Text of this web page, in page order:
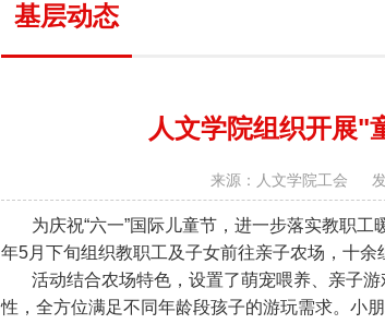
基层动态
人文学院组织开展"
来源：人文学院工会
为庆祝“六一”国际儿童节，进一步落实教职工
年5月下旬组织教职工及子女前往亲子农场，十余
活动结合农场特色，设置了萌宠喂养、亲子游
性，全方位满足不同年龄段孩子的游玩需求。小